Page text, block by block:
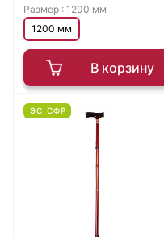
В корзину
Размер : 1200 мм
1200 мм
ЭС СФР